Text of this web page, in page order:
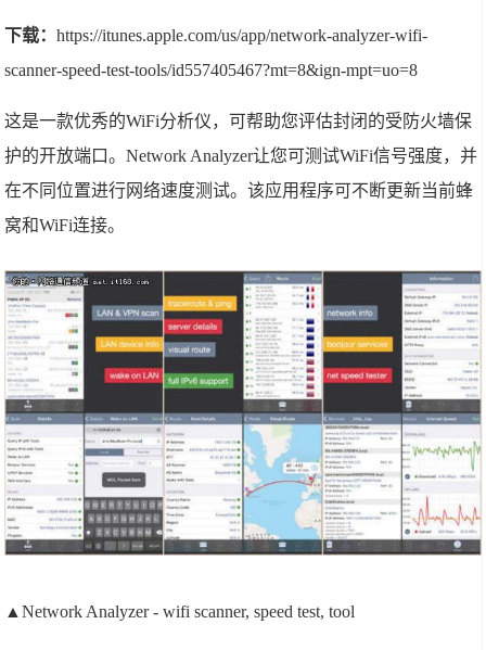
下载：https://itunes.apple.com/us/app/network-analyzer-wifi-
scanner-speed-test-tools/id557405467?mt=8&ign-mpt=uo=8
这是一款优秀的WiFi分析仪，可帮助您评估封闭的受防火墙保
护的开放端口。Network Analyzer让您可测试WiFi信号强度，并
在不同位置进行网络速度测试。该应用程序可不断更新当前蜂
窝和WiFi连接。
▲Network Analyzer - wifi scanner, speed test, tool